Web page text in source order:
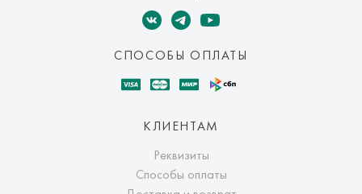
СПОСОБЫ ОПЛАТЫ
КЛИЕНТАМ
Реквизиты
Способы оплаты